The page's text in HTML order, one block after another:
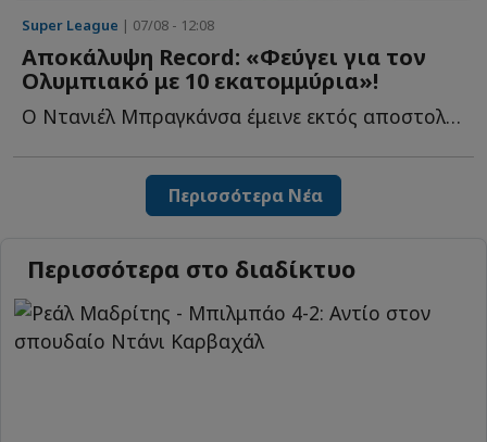
Super League | 07/08 - 12:08
Αποκάλυψη Record: «Φεύγει για τον
Ολυμπιακό με 10 εκατομμύρια»!
Ο Ντανιέλ Μπραγκάνσα έμεινε εκτός αποστολής στο τελευταίο π...
Περισσότερα Νέα
Περισσότερα στο διαδίκτυο